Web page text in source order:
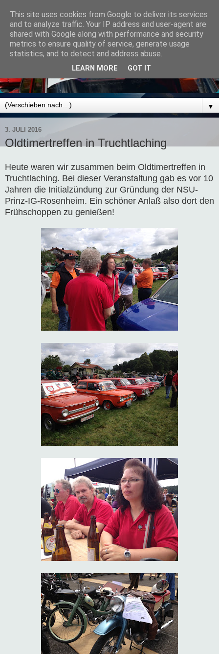
▼
3. JULI 2016
Oldtimertreffen in Truchtlaching
Heute waren wir zusammen beim Oldtimertreffen in
Truchtlaching. Bei dieser Veranstaltung gab es vor 10
Jahren die Initialzündung zur Gründung der NSU-
Prinz-IG-Rosenheim. Ein schöner Anlaß also dort den
Frühschoppen zu genießen!
This site uses cookies from Google to deliver its services
and to analyze traffic. Your IP address and user-agent are
shared with Google along with performance and security
metrics to ensure quality of service, generate usage
statistics, and to detect and address abuse.
LEARN MORE GOT IT